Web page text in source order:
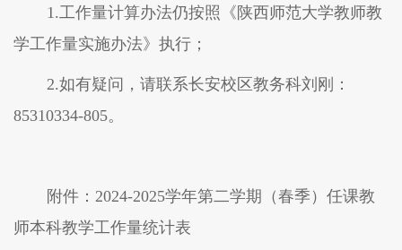
1.工作量计算办法仍按照《陕西师范大学教师教
学工作量实施办法》执行；
2.如有疑问，请联系长安校区教务科刘刚 ：
85310334-805。
附件： 2024-2025学年第二学期（春季）任课教
师本科教学工作量统计表